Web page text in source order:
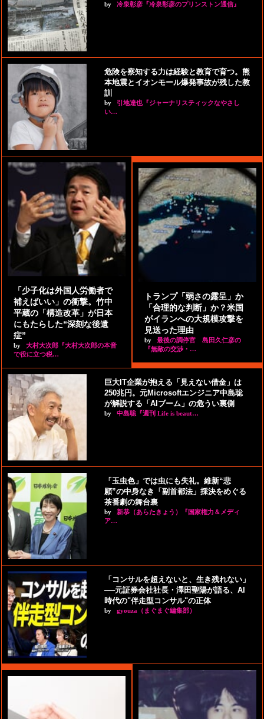
by 冷泉彰彦『冷泉彰彦のプリンストン通信』
危険を察知する力は経験と教育で育つ。熊
本地震とイオンモール爆発事故が残した教
訓
by
引地達也『ジャーナリスティックなやさし
い…
「少子化は外国人労働者で
補えばいい」の衝撃。竹中
平蔵の「構造改革」が日本
にもたらした“深刻な後遺
症”
by
大村大次郎『大村大次郎の本音
で役に立つ税…
トランプ「弱さの露呈」か
「合理的な判断」か？米国
がイランへの大規模攻撃を
見送った理由
by
最後の調停官 島田久仁彦の
『無敵の交渉・…
巨大IT企業が抱える「見えない借金」は
250兆円。元Microsoftエンジニア中島聡
が解説する「AIブーム」の危うい裏側
by 中島聡『週刊 Life is beaut…
「玉虫色」では虫にも失礼。維新“悲
願”の中身なき「副首都法」採決をめぐる
茶番劇の舞台裏
by
新恭（あらたきょう）『国家権力＆メディ
ア…
「コンサルを超えないと、生き残れない」
──元証券会社社長・澤田聖陽が語る、AI
時代の"伴走型コンサル"の正体
by gyouza（まぐまぐ編集部）